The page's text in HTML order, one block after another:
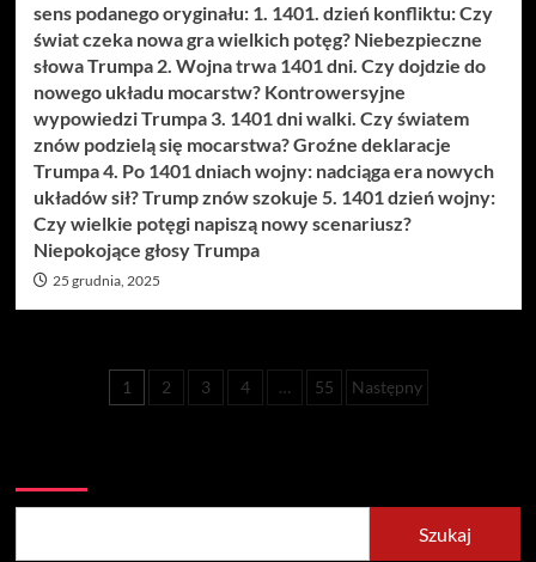
sens podanego oryginału: 1. 1401. dzień konfliktu: Czy
świat czeka nowa gra wielkich potęg? Niebezpieczne
słowa Trumpa 2. Wojna trwa 1401 dni. Czy dojdzie do
nowego układu mocarstw? Kontrowersyjne
wypowiedzi Trumpa 3. 1401 dni walki. Czy światem
znów podzielą się mocarstwa? Groźne deklaracje
Trumpa 4. Po 1401 dniach wojny: nadciąga era nowych
układów sił? Trump znów szokuje 5. 1401 dzień wojny:
Czy wielkie potęgi napiszą nowy scenariusz?
Niepokojące głosy Trumpa
25 grudnia, 2025
Stronicowanie
1 2 3 4 … 55 Następny
Szukaj